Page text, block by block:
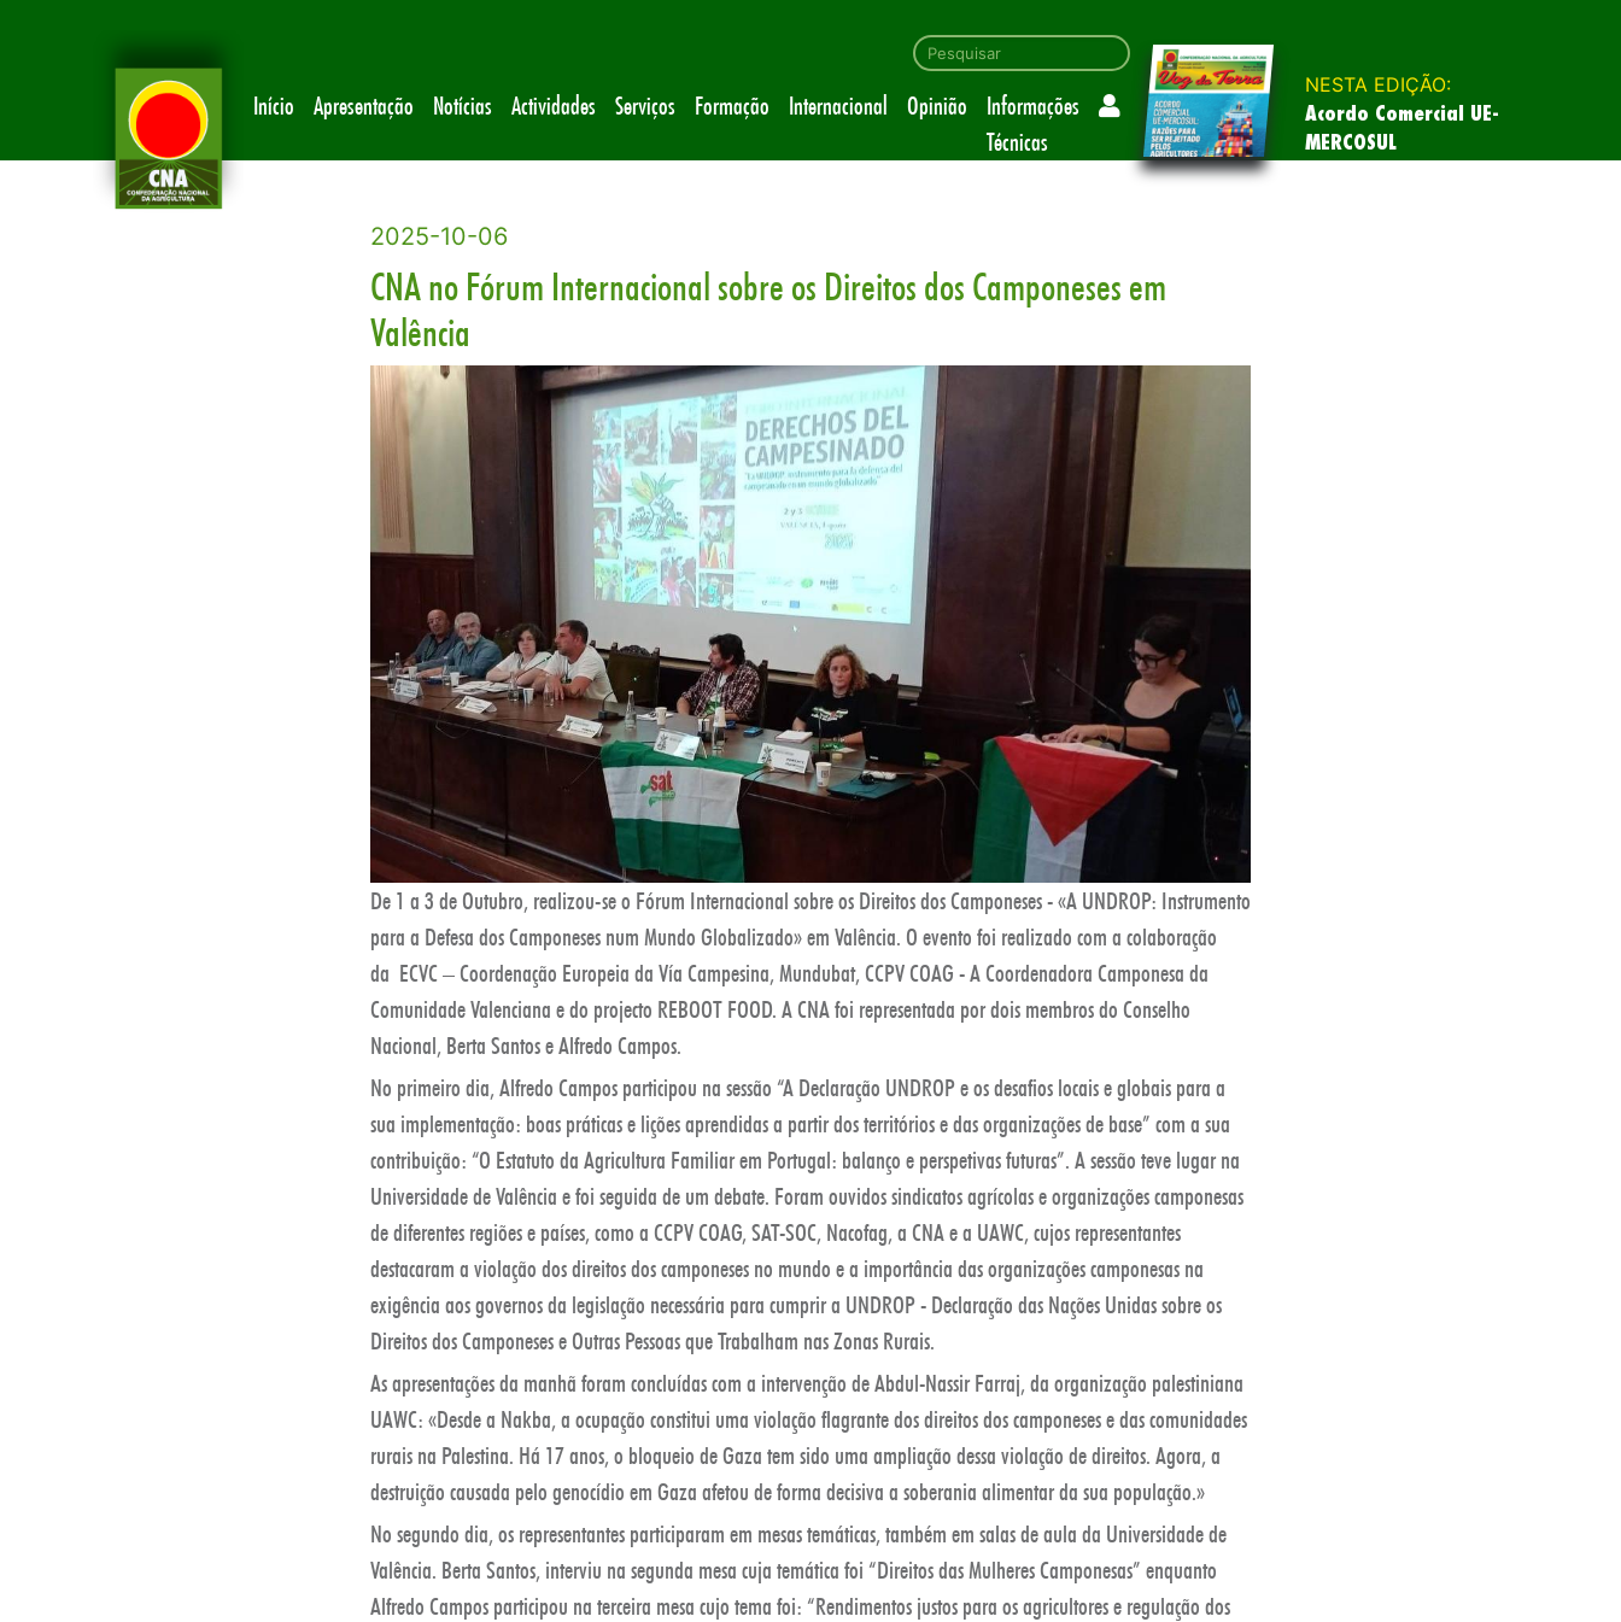
Início Apresentação Notícias Actividades Serviços Formação Internacional Opinião
Informações
Técnicas
NESTA EDIÇÃO:
Acordo Comercial UE-
MERCOSUL
2025-10-06
CNA no Fórum Internacional sobre os Direitos dos Camponeses em
Valência
De 1 a 3 de Outubro, realizou-se o Fórum Internacional sobre os Direitos dos Camponeses - «A UNDROP: Instrumento
para a Defesa dos Camponeses num Mundo Globalizado» em Valência. O evento foi realizado com a colaboração
da ECVC – Coordenação Europeia da Vía Campesina, Mundubat, CCPV COAG - A Coordenadora Camponesa da
Comunidade Valenciana e do projecto REBOOT FOOD. A CNA foi representada por dois membros do Conselho
Nacional, Berta Santos e Alfredo Campos.
No primeiro dia, Alfredo Campos participou na sessão “A Declaração UNDROP e os desafios locais e globais para a
sua implementação: boas práticas e lições aprendidas a partir dos territórios e das organizações de base” com a sua
contribuição: “O Estatuto da Agricultura Familiar em Portugal: balanço e perspetivas futuras”. A sessão teve lugar na
Universidade de Valência e foi seguida de um debate. Foram ouvidos sindicatos agrícolas e organizações camponesas
de diferentes regiões e países, como a CCPV COAG, SAT-SOC, Nacofag, a CNA e a UAWC, cujos representantes
destacaram a violação dos direitos dos camponeses no mundo e a importância das organizações camponesas na
exigência aos governos da legislação necessária para cumprir a UNDROP - Declaração das Nações Unidas sobre os
Direitos dos Camponeses e Outras Pessoas que Trabalham nas Zonas Rurais.
As apresentações da manhã foram concluídas com a intervenção de Abdul-Nassir Farraj, da organização palestiniana
UAWC: «Desde a Nakba, a ocupação constitui uma violação flagrante dos direitos dos camponeses e das comunidades
rurais na Palestina. Há 17 anos, o bloqueio de Gaza tem sido uma ampliação dessa violação de direitos. Agora, a
destruição causada pelo genocídio em Gaza afetou de forma decisiva a soberania alimentar da sua população.»
No segundo dia, os representantes participaram em mesas temáticas, também em salas de aula da Universidade de
Valência. Berta Santos, interviu na segunda mesa cuja temática foi “Direitos das Mulheres Camponesas” enquanto
Alfredo Campos participou na terceira mesa cujo tema foi: “Rendimentos justos para os agricultores e regulação dos